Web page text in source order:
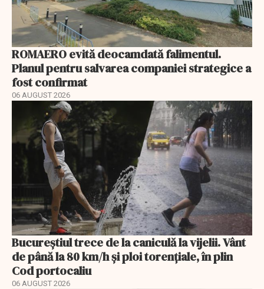
ROMAERO evită deocamdată falimentul.
Planul pentru salvarea companiei strategice a
fost confirmat
06 AUGUST 2026
Bucureștiul trece de la caniculă la vijelii. Vânt
de până la 80 km/h și ploi torențiale, în plin
Cod portocaliu
06 AUGUST 2026